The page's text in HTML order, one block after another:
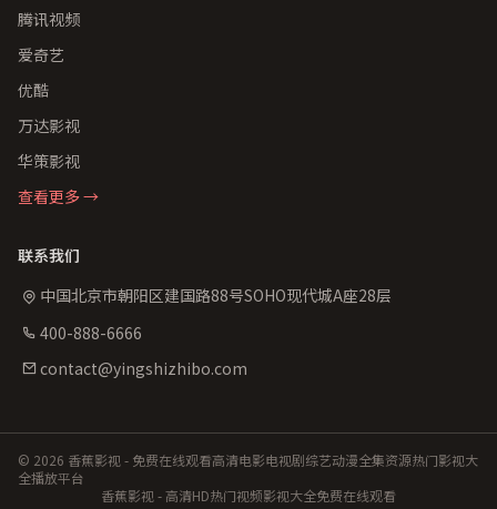
腾讯视频
爱奇艺
优酷
万达影视
华策影视
查看更多 →
联系我们
中国北京市朝阳区建国路88号SOHO现代城A座28层
400-888-6666
contact@yingshizhibo.com
© 2026 香蕉影视 - 免费在线观看高清电影电视剧综艺动漫全集资源热门影视大
全播放平台
香蕉影视 - 高清HD热门视频影视大全免费在线观看